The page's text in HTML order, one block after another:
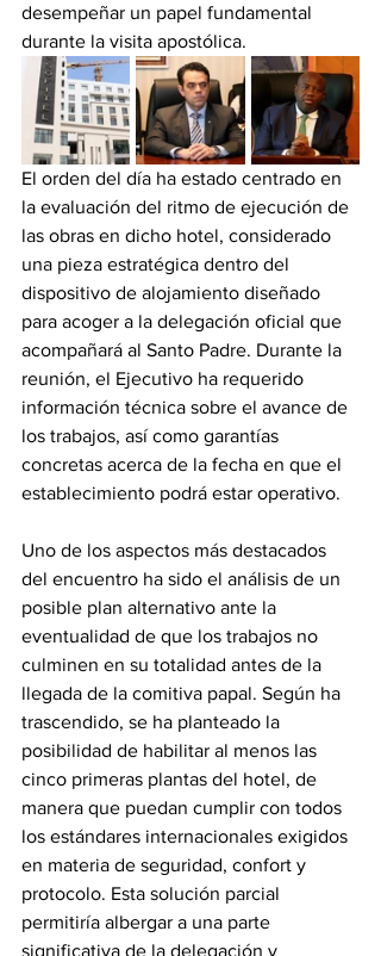
desempeñar un papel fundamental
durante la visita apostólica.
El orden del día ha estado centrado en
la evaluación del ritmo de ejecución de
las obras en dicho hotel, considerado
una pieza estratégica dentro del
dispositivo de alojamiento diseñado
para acoger a la delegación oficial que
acompañará al Santo Padre. Durante la
reunión, el Ejecutivo ha requerido
información técnica sobre el avance de
los trabajos, así como garantías
concretas acerca de la fecha en que el
establecimiento podrá estar operativo.
Uno de los aspectos más destacados
del encuentro ha sido el análisis de un
posible plan alternativo ante la
eventualidad de que los trabajos no
culminen en su totalidad antes de la
llegada de la comitiva papal. Según ha
trascendido, se ha planteado la
posibilidad de habilitar al menos las
cinco primeras plantas del hotel, de
manera que puedan cumplir con todos
los estándares internacionales exigidos
en materia de seguridad, confort y
protocolo. Esta solución parcial
permitiría albergar a una parte
significativa de la delegación y